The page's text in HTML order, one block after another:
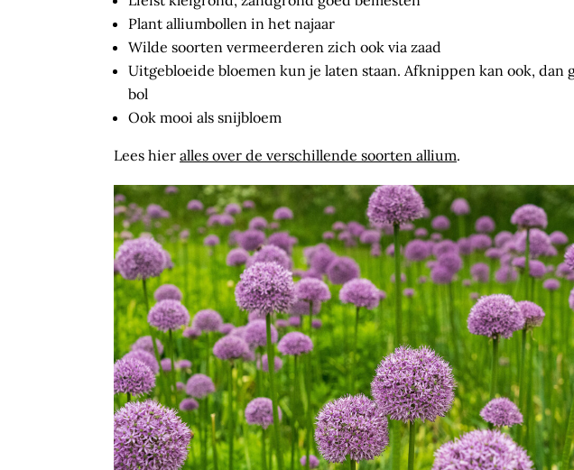
Plant alliumbollen in het najaar
Wilde soorten vermeerderen zich ook via zaad
Uitgebloeide bloemen kun je laten staan. Afknippen kan ook, dan
bol
Ook mooi als snijbloem
Lees hier alles over de verschillende soorten allium.